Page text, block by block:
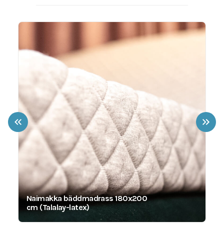
Naimakka bäddmadrass 180x200
cm (Talalay-latex)